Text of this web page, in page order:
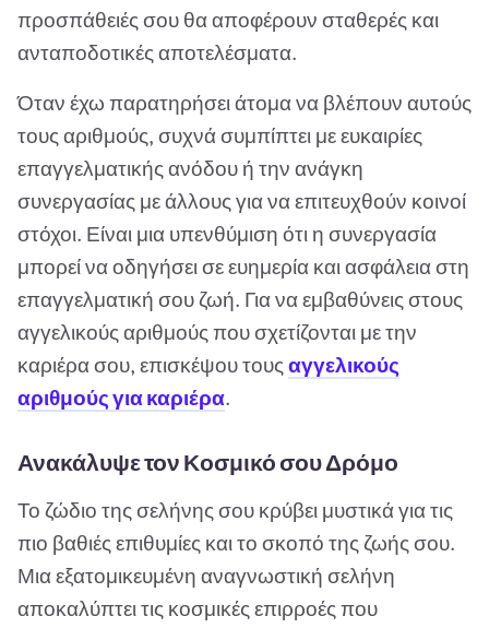
προσπάθειές σου θα αποφέρουν σταθερές και
ανταποδοτικές αποτελέσματα.
Όταν έχω παρατηρήσει άτομα να βλέπουν αυτούς
τους αριθμούς, συχνά συμπίπτει με ευκαιρίες
επαγγελματικής ανόδου ή την ανάγκη
συνεργασίας με άλλους για να επιτευχθούν κοινοί
στόχοι. Είναι μια υπενθύμιση ότι η συνεργασία
μπορεί να οδηγήσει σε ευημερία και ασφάλεια στη
επαγγελματική σου ζωή. Για να εμβαθύνεις στους
αγγελικούς αριθμούς που σχετίζονται με την
καριέρα σου, επισκέψου τους αγγελικούς
αριθμούς για καριέρα.
Ανακάλυψε τον Κοσμικό σου Δρόμο
Το ζώδιο της σελήνης σου κρύβει μυστικά για τις
πιο βαθιές επιθυμίες και το σκοπό της ζωής σου.
Μια εξατομικευμένη αναγνωστική σελήνη
αποκαλύπτει τις κοσμικές επιρροές που